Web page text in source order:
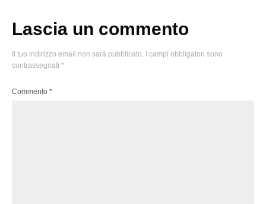
Lascia un commento
Il tuo indirizzo email non sarà pubblicato.
I campi obbligatori sono
contrassegnati *
Commento *